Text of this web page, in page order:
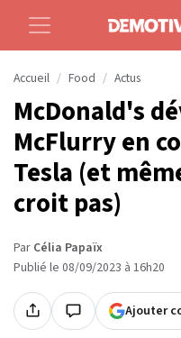
Accueil Food Actus
McDonald's
McFlurry en
Tesla (et
croit pas)
Par Célia Papaïx
Publié le 08/09/2023 à 16h20
Ajouter